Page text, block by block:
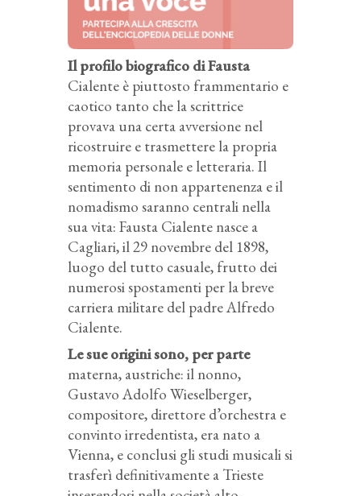
Il profilo biografico di Fausta
Cialente è piuttosto frammentario e
caotico tanto che la scrittrice
provava una certa avversione nel
ricostruire e trasmettere la propria
memoria personale e letteraria. Il
sentimento di non appartenenza e il
nomadismo saranno centrali nella
sua vita: Fausta Cialente nasce a
Cagliari, il 29 novembre del 1898,
luogo del tutto casuale, frutto dei
numerosi spostamenti per la breve
carriera militare del padre Alfredo
Cialente.
Le sue origini sono, per parte
materna, austriche: il nonno,
Gustavo Adolfo Wieselberger,
compositore, direttore d’orchestra e
convinto irredentista, era nato a
Vienna, e conclusi gli studi musicali si
trasferì definitivamente a Trieste